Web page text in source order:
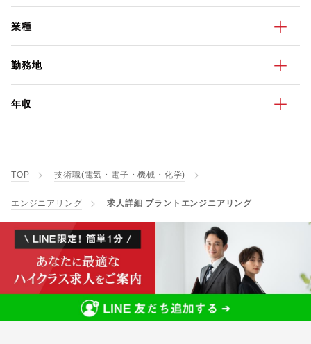
業種
勤務地
年収
TOP 技術職(電気・電子・機械・化学)
エンジニアリング 求人詳細 プラントエンジニアリング